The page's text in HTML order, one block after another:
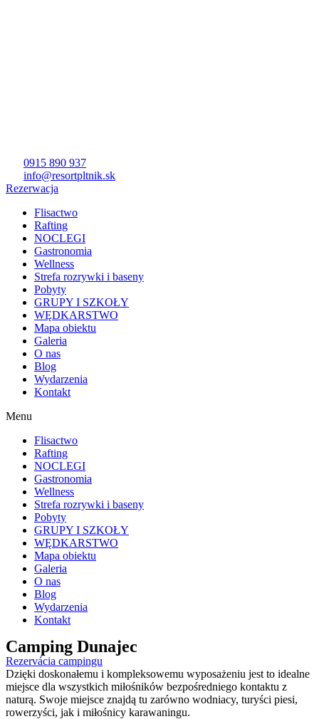
0915 890 937
info@resortpltnik.sk
Rezerwacja
Flisactwo
Rafting
NOCLEGI
Gastronomia
Wellness
Strefa rozrywki i baseny
Pobyty
GRUPY I SZKOŁY
WĘDKARSTWO
Mapa obiektu
Galeria
O nas
Blog
Wydarzenia
Kontakt
Menu
Flisactwo
Rafting
NOCLEGI
Gastronomia
Wellness
Strefa rozrywki i baseny
Pobyty
GRUPY I SZKOŁY
WĘDKARSTWO
Mapa obiektu
Galeria
O nas
Blog
Wydarzenia
Kontakt
Camping Dunajec
Rezervácia campingu
Dzięki doskonałemu i kompleksowemu wyposażeniu jest to idealne
miejsce dla wszystkich miłośników bezpośredniego kontaktu z
naturą. Swoje miejsce znajdą tu zarówno wodniacy, turyści piesi,
rowerzyści, jak i miłośnicy karawaningu.